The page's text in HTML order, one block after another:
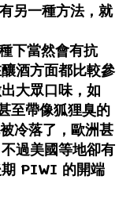
另一種方法，就
下當然會有抗
酒方面都比較參
大眾口味，如
帶像狐狸臭的
冷落了，歐洲甚
過美國等地卻有
期 PIWI 的開端